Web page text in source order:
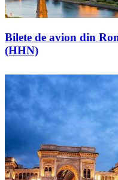
Bilete de avion din
(HHN)